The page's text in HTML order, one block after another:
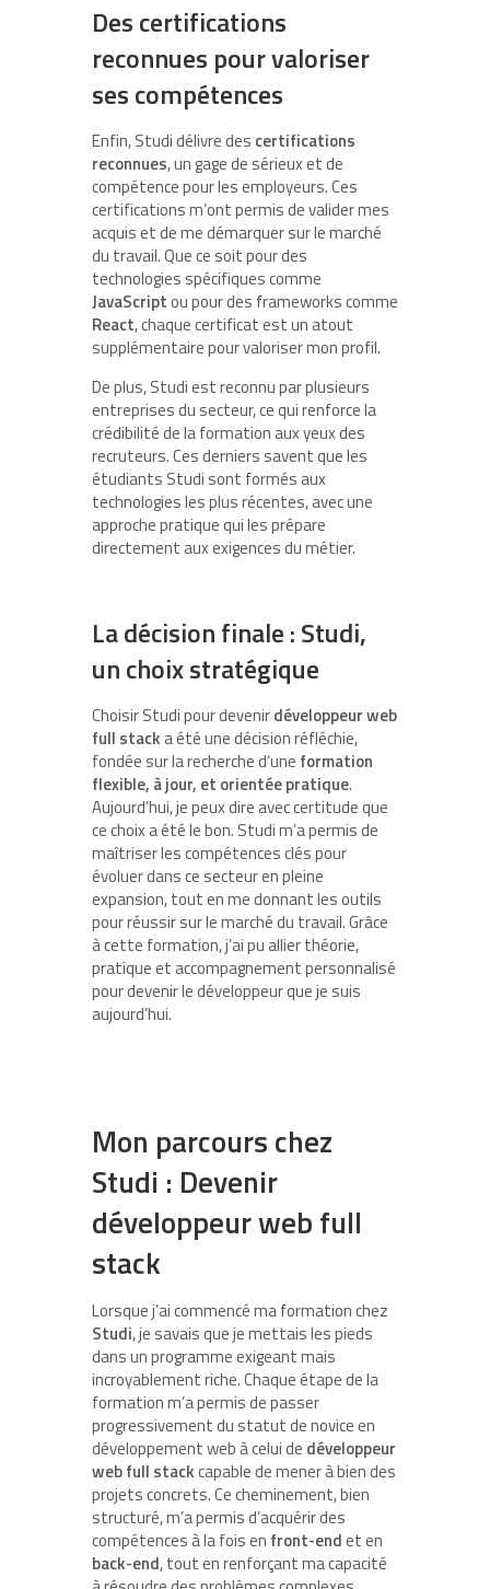
Des certifications
reconnues pour valoriser
ses compétences
Enfin, Studi délivre des certifications
reconnues, un gage de sérieux et de
compétence pour les employeurs. Ces
certifications m’ont permis de valider mes
acquis et de me démarquer sur le marché
du travail. Que ce soit pour des
technologies spécifiques comme
JavaScriptou pour des frameworks comme
React, chaque certificat est un atout
supplémentaire pour valoriser mon profil.
De plus, Studi est reconnu par plusieurs
entreprises du secteur, ce qui renforce la
crédibilité de la formation aux yeux des
recruteurs. Ces derniers savent que les
étudiants Studi sont formés aux
technologies les plus récentes, avec une
approche pratique qui les prépare
directement aux exigences du métier.
La décision finale : Studi,
un choix stratégique
Choisir Studi pour devenirdéveloppeur web
full stack a été une décision réfléchie,
fondée sur la recherche d’une formation
flexible, à jour, et orientée pratique.
Aujourd’hui, je peux dire avec certitude que
ce choix a été le bon. Studi m’a permis de
maîtriser les compétences clés pour
évoluer dans ce secteur en pleine
expansion, tout en me donnant les outils
pour réussir sur le marché du travail. Grâce
à cette formation, j’ai pu allier théorie,
pratique et accompagnement personnalisé
pour devenir le développeur que je suis
aujourd’hui.
Mon parcours chez
Studi : Devenir
développeur web full
stack
Lorsque j’ai commencé ma formation chez
Studi, je savais que je mettais les pieds
dans un programme exigeant mais
incroyablement riche. Chaque étape de la
formation m’a permis de passer
progressivement du statut de novice en
développement web à celui de développeur
web full stackcapable de mener à bien des
projets concrets. Ce cheminement, bien
structuré, m’a permis d’acquérir des
compétences à la fois en front-endet en
back-end, tout en renforçant ma capacité